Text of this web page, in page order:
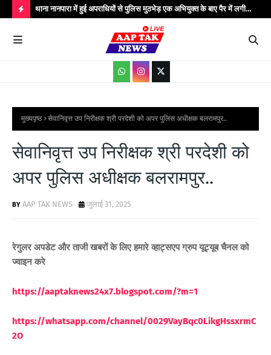
O
S
S
थाना नानपारा में हुई अपराधियों से पुलिस मुठभेड़ एक अभियुक्त के बाए पैर में लगी
गोली बिजली के तार चोरी के गिरोह के कुल पाँच अपराधी गिरफ्तार मौके पर पुलिस
अधीक्षक बहराइच सहित अधिकारीगण मौजूद...
मुख्यपृष्ठ सेवानिवृत्त उप निरीक्षक श्री परदेशी को अपर पुलिस अधीक्षक बलरामपुर..
सेवानिवृत्त उप निरीक्षक श्री परदेशी को
अपर पुलिस अधीक्षक बलरामपुर..
AAP TAK NEWS जुलाई 31, 2025
रेगुलर अपडेट और ताजी खबरों के लिए हमारे व्हाट्सएप ग्रुप यूट्यूब चैनल को
ज्वाइन करे
https://aaptaknews24x7.blogspot.com/?m=1
https://whatsapp.com/channel/0029VayBqc0LikgHssxrmC
2O